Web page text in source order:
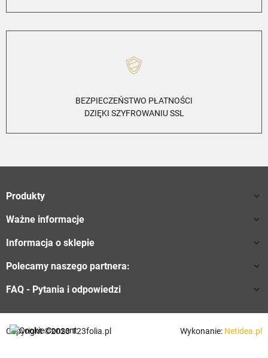
BEZPIECZEŃSTWO PŁATNOŚCI
DZIĘKI SZYFROWANIU SSL
Produkty 
Ważne informacje 
Informacja o sklepie 
Polecamy naszego partnera: 
FAQ - Pytania i odpowiedzi 
Copyright ©2023 123folia.pl Wykonanie: Netidea.pl